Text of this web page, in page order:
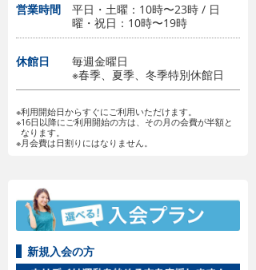
営業時間
平日・土曜：10時〜23時 / 日
曜・祝日：10時〜19時
休館日
毎週金曜日
※春季、夏季、冬季特別休館日
※利用開始日からすぐにご利用いただけます。
※16日以降にご利用開始の方は、その月の会費が半額と
なります。
※月会費は日割りにはなりません。
新規入会の方